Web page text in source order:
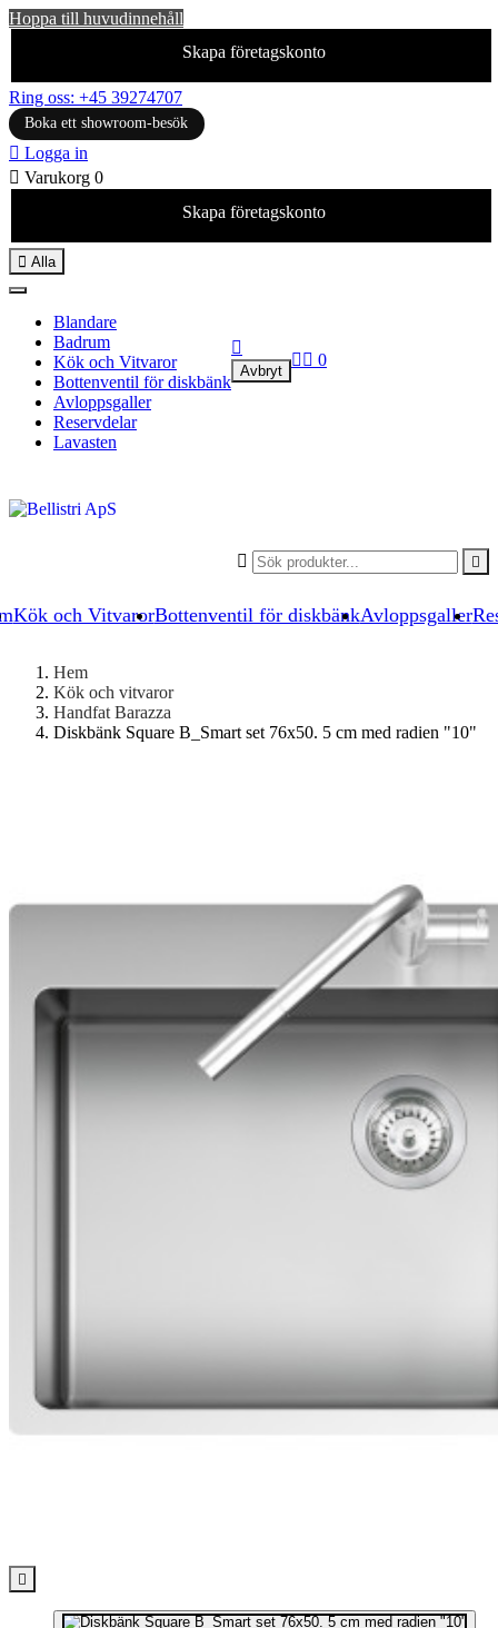
Hoppa till huvudinnehåll
Skapa företagskonto
Ring oss: +45 39274707
Boka ett showroom-besök
 Logga in
 Varukorg 0
Skapa företagskonto
Kök och VitvarorBottenventil för diskbänkAvloppsgaller
 Alla
Blandare
Badrum
Kök och Vitvaror
Bottenventil för diskbänk
Avloppsgaller
Reservdelar
Lavasten
 

Avbryt
  0
Hem
Kök och vitvaror
Handfat Barazza
Diskbänk Square B_Smart set 76x50. 5 cm med radien "10"
